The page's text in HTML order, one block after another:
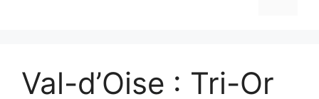
Val-d’Oise : Tri-Or